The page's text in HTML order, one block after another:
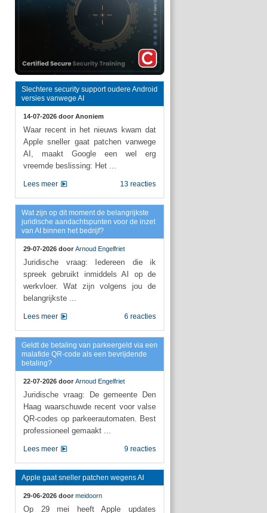
Slechtere security support oudere Android
versies vanwege AI
14-07-2026 door Anoniem
Waar recent in het nieuws kwam dat
Apple sneller gaat patchen vanwege
AI, maakt Google een wel erg
vreemde beslissing: Het ...
13 reacties
Lees meer
Wat zijn op dit moment de belangrijkste
juridische aandachtspunten voor de inzet
van AI binnen het bedrijf?
29-07-2026 door Arnoud Engelfriet
Juridische vraag: Iedereen die ik
spreek gebruikt inmiddels AI op de
werkvloer. Wat zijn volgens jou de
belangrijkste ...
6 reacties
Lees meer
Geldt de betaling van parkeergeld via een
malafide QR-code als een bevrijdende
betaling?
22-07-2026 door Arnoud Engelfriet
Juridische vraag: De gemeente Den
Haag waarschuwde recent voor valse
QR-codes op parkeerautomaten. Best
professioneel gemaakt ...
9 reacties
Lees meer
Apple gaat sneller patchen wegens AI
29-06-2026 door meidoorn
Op 29 mei heeft Apple updates